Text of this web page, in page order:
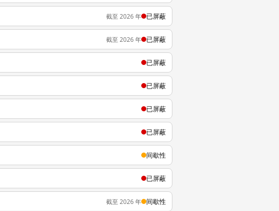
截至 2026 年 已屏蔽
截至 2026 年 已屏蔽
已屏蔽
已屏蔽
已屏蔽
已屏蔽
间歇性
已屏蔽
截至 2026 年 间歇性